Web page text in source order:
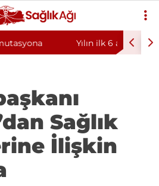
10 bini aşkın hasta hiperbarik
yararlandı
Sağlık
İlişkin